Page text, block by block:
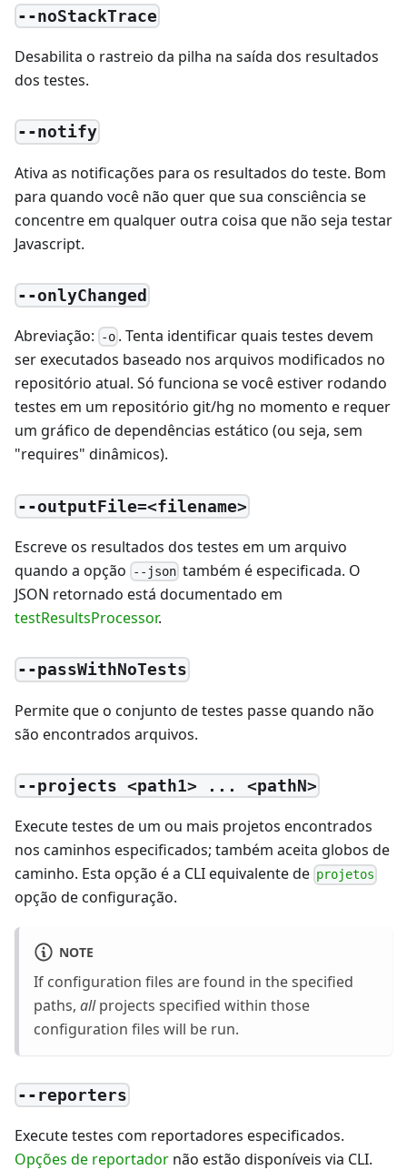
--noStackTrace
Desabilita o rastreio da pilha na saída dos resultados
dos testes.
--notify
Ativa as notificações para os resultados do teste. Bom
para quando você não quer que sua consciência se
concentre em qualquer outra coisa que não seja testar
Javascript.
--onlyChanged
Abreviação: -o . Tenta identificar quais testes devem
ser executados baseado nos arquivos modificados no
repositório atual. Só funciona se você estiver rodando
testes em um repositório git/hg no momento e requer
um gráfico de dependências estático (ou seja, sem
"requires" dinâmicos).
--outputFile=<filename>
Escreve os resultados dos testes em um arquivo
quando a opção
--json também é especificada. O
JSON retornado está documentado em
testResultsProcessor.
--passWithNoTests
Permite que o conjunto de testes passe quando não
são encontrados arquivos.
--projects <path1> ... <pathN>
Execute testes de um ou mais projetos encontrados
nos caminhos especificados; também aceita globos de
caminho. Esta opção é a CLI equivalente de projetos
opção de configuração.
NOTE
If configuration files are found in the specified
paths, allprojects specified within those
configuration files will be run.
--reporters
Execute testes com reportadores especificados.
Opções de reportador não estão disponíveis via CLI.